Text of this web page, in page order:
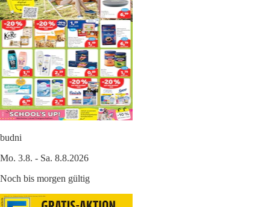
budni
Mo. 3.8. - Sa. 8.8.2026
Noch bis morgen gültig